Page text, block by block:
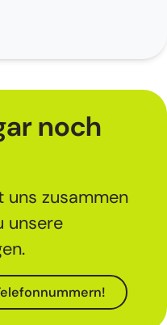
noch
uns zusammen
unsere